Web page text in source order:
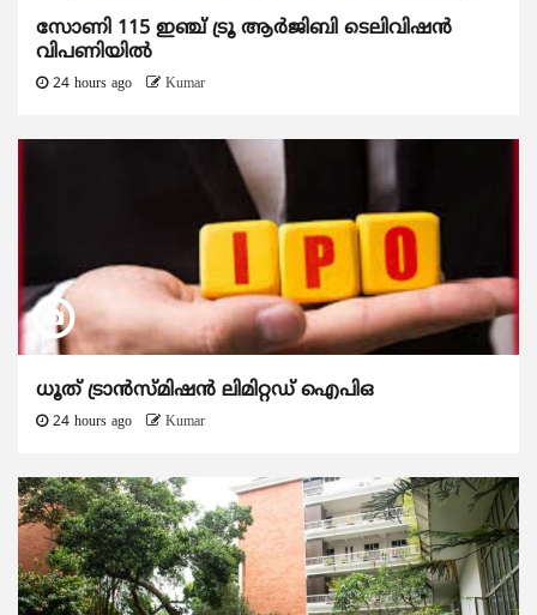
സോണി 115 ഇഞ്ച് ട്രൂ ആർജിബി ടെലിവിഷൻ
വിപണിയിൽ
24 hours ago Kumar
ധൂത് ട്രാൻസ്മിഷൻ ലിമിറ്റഡ് ഐപിഒ
24 hours ago Kumar